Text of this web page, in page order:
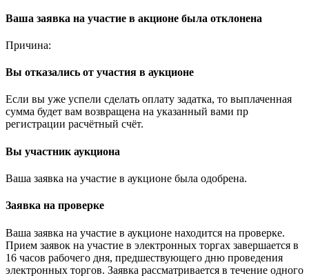
Ваша заявка на участие в акционе была отклонена
Причина:
Вы отказались от участия в аукционе
Если вы уже успели сделать оплату задатка, то выплаченная
сумма будет вам возвращена на указанный вами пр
регистрации расчётный счёт.
Вы участник аукциона
Ваша заявка на участие в аукционе была одобрена.
Заявка на проверке
Ваша заявка на участие в аукционе находится на проверке.
Прием заявок на участие в электронных торгах завершается в
16 часов рабочего дня, предшествующего дню проведения
электронных торгов. Заявка рассматривается в течение одного